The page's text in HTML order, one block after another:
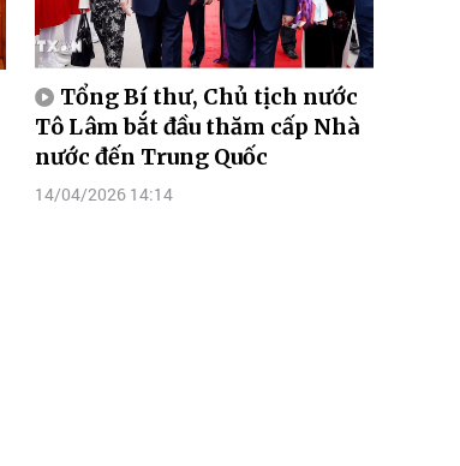
Tổng Bí thư, Chủ tịch nước
Tô Lâm bắt đầu thăm cấp Nhà
nước đến Trung Quốc
14/04/2026 14:14